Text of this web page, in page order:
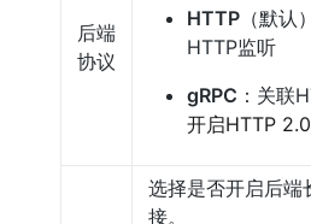
后端
协议
HTTP（默认
HTTP监听
gRPC ：关联
开启HTTP 2.0
选择是否开启后端
接。